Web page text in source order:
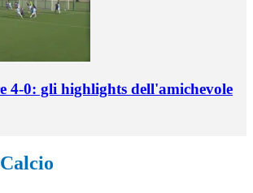
4-0: gli highlights dell'amichevole